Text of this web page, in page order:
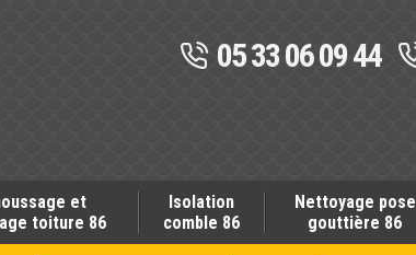
05 33 06 09 44
et
toiture 86
Isolation
comble 86
Nettoyage pose
gouttière 86